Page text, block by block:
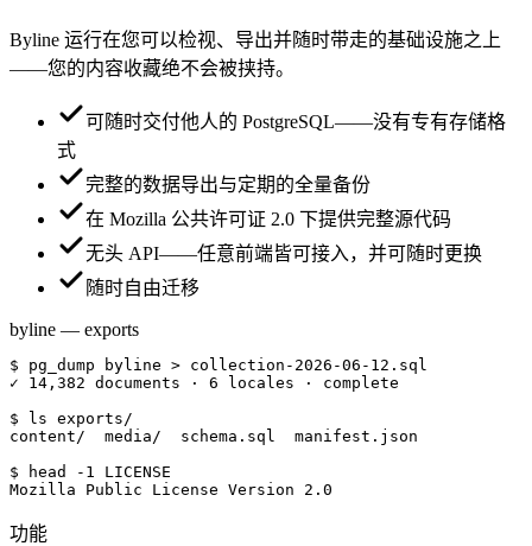
Byline 运行在您可以检视、导出并随时带走的基础设施之上
——您的内容收藏绝不会被挟持。
可随时交付他人的 PostgreSQL——没有专有存储格
式
完整的数据导出与定期的全量备份
在 Mozilla 公共许可证 2.0 下提供完整源代码
无头 API——任意前端皆可接入，并可随时更换
随时自由迁移
byline — exports
$ pg_dump byline > collection-2026-06-12.sql
✓ 14,382 documents · 6 locales · complete
$ ls exports/
content/
media/ schema.sql
manifest.json
$ head -1 LICENSE
Mozilla Public License Version 2.0
功能